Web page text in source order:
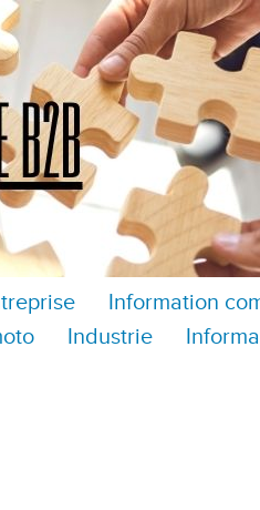
Information
Industrie